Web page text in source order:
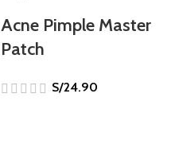
Acne Pimple Master
Patch
S/24.90